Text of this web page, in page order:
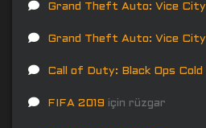
Grand Theft Auto: Vice City
Grand Theft Auto: Vice City
Call of Duty: Black Ops Cold
FIFA 2019 için rüzgar